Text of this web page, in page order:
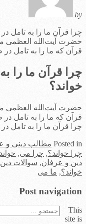
by
چرا قرآن ما را به تامل
حضرت آیت‌الله العظمی
قرآن که ما را به تامل
چرا قرآن ما را
خواند؟
حضرت آیت‌الله العظمی
قرآن که ما را به تامل
چرا قرآن ما را به تامل
Posted in مطالب دینی و
چرا خواند؟, چرا می,
دین و عرفان, سوالات
خواند؟, ما می
Post navigation
جستجو
This
site is